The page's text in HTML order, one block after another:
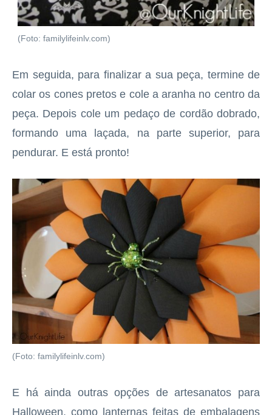
(Foto: familylifeinlv.com)
Em seguida, para finalizar a sua peça, termine de
colar os cones pretos e cole a aranha no centro da
peça. Depois cole um pedaço de cordão dobrado,
formando uma laçada, na parte superior, para
pendurar. E está pronto!
(Foto: familylifeinlv.com)
E há ainda outras opções de artesanatos para
Halloween, como lanternas feitas de embalagens